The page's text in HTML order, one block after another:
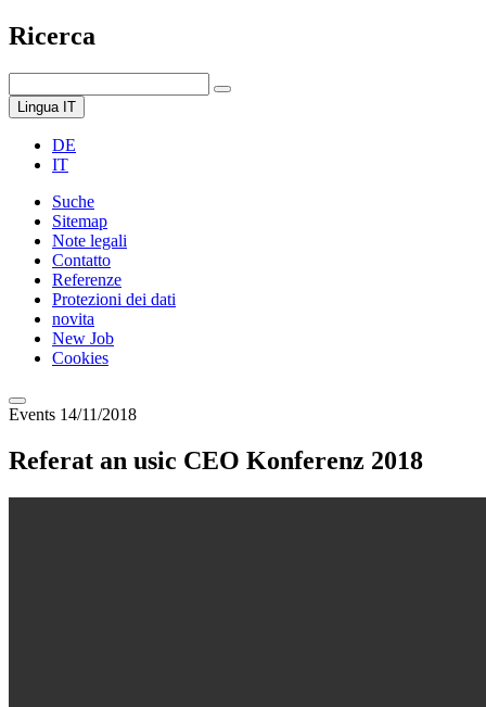
Ricerca
Lingua IT
DE
IT
Suche
Sitemap
Note legali
Contatto
Referenze
Protezioni dei dati
novita
New Job
Cookies
Events 14/11/2018
Referat an usic CEO Konferenz 2018